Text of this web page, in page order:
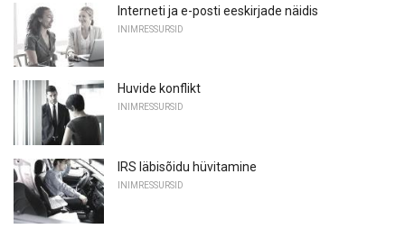
Interneti ja e-posti eeskirjade näidis
INIMRESSURSID
Huvide konflikt
INIMRESSURSID
IRS läbisõidu hüvitamine
INIMRESSURSID